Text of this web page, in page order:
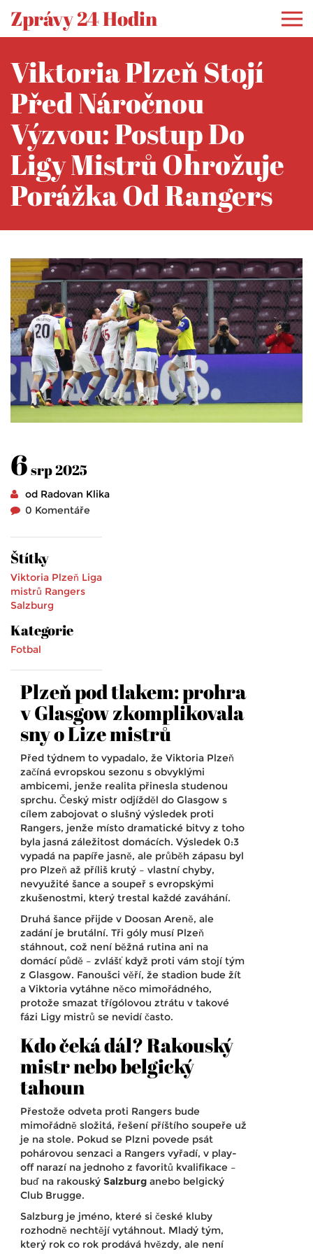
Zprávy 24 Hodin
Viktoria Plzeň Stojí
Před Náročnou
Výzvou: Postup Do
Ligy Mistrů Ohrožuje
Porážka Od Rangers
6srp 2025
od Radovan Klika
0 Komentáře
Štítky
Viktoria Plzeň Liga
mistrů Rangers
Salzburg
Kategorie
Fotbal
Plzeň pod tlakem: prohra
v Glasgow zkomplikovala
sny o Lize mistrů
Před týdnem to vypadalo, že Viktoria Plzeň
začíná evropskou sezonu s obvyklými
ambicemi, jenže realita přinesla studenou
sprchu. Český mistr odjížděl do Glasgow s
cílem zabojovat o slušný výsledek proti
Rangers, jenže místo dramatické bitvy z toho
byla jasná záležitost domácích. Výsledek 0:3
vypadá na papíře jasně, ale průběh zápasu byl
pro Plzeň až příliš krutý – vlastní chyby,
nevyužité šance a soupeř s evropskými
zkušenostmi, který trestal každé zaváhání.
Druhá šance přijde v Doosan Areně, ale
zadání je brutální. Tři góly musí Plzeň
stáhnout, což není běžná rutina ani na
domácí půdě – zvlášť když proti vám stojí tým
z Glasgow. Fanoušci věří, že stadion bude žít
a Viktoria vytáhne něco mimořádného,
protože smazat třígólovou ztrátu v takové
fázi Ligy mistrů se nevidí často.
Kdo čeká dál? Rakouský
mistr nebo belgický
tahoun
Přestože odveta proti Rangers bude
mimořádně složitá, řešení příštího soupeře už
je na stole. Pokud se Plzni povede psát
pohárovou senzaci a Rangers vyřadí, v play-
off narazí na jednoho z favoritů kvalifikace –
buď na rakouský Salzburg anebo belgický
Club Brugge.
Salzburg je jméno, které si české kluby
rozhodně nechtějí vytáhnout. Mladý tým,
který rok co rok prodává hvězdy, ale není